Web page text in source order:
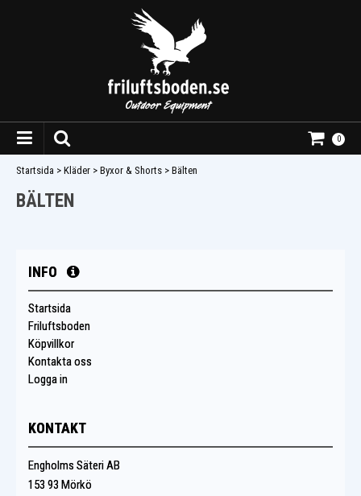
0
Startsida > Kläder > Byxor & Shorts > Bälten
BÄLTEN
INFO
Startsida
Friluftsboden
Köpvillkor
Kontakta oss
Logga in
KONTAKT
Engholms Säteri AB
153 93 Mörkö